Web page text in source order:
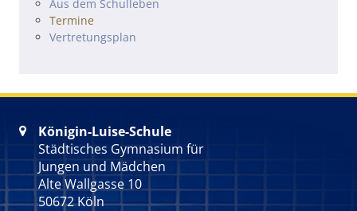
Navigation überspringen
Aus dem Schulleben
Termine
Vertretungsplan

Königin-Luise-Schule
Städtisches Gymnasium für
Jungen und Mädchen
Alte Wallgasse 10
50672 Köln